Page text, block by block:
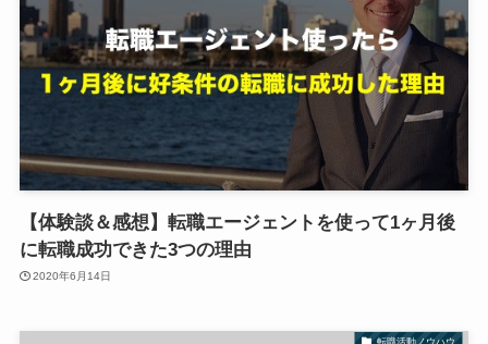
【体験談＆感想】転職エージェントを使って1ヶ月後
に転職成功できた3つの理由
2020年6月14日
転職活動ノウハウ